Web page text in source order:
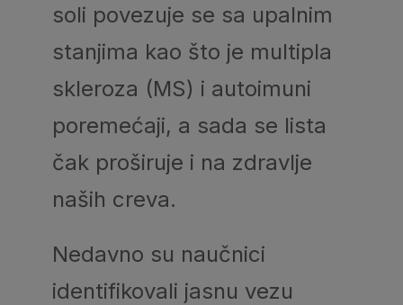
soli povezuje se sa upalnim
stanjima kao što je multipla
skleroza (MS) i autoimuni
poremećaji, a sada se lista
čak proširuje i na zdravlje
naših creva.
Nedavno su naučnici
identifikovali jasnu vezu